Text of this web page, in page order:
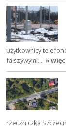
użytkownicy
fałszywymi… »
rzeczniczka